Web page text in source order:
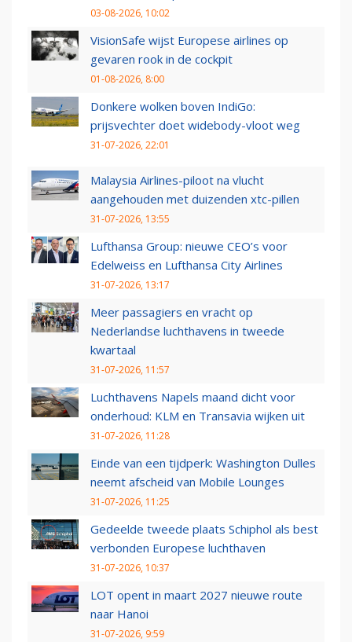
03-08-2026, 10:02
VisionSafe wijst Europese airlines op
gevaren rook in de cockpit
01-08-2026, 8:00
Donkere wolken boven IndiGo:
prijsvechter doet widebody-vloot weg
31-07-2026, 22:01
Malaysia Airlines-piloot na vlucht
aangehouden met duizenden xtc-pillen
31-07-2026, 13:55
Lufthansa Group: nieuwe CEO’s voor
Edelweiss en Lufthansa City Airlines
31-07-2026, 13:17
Meer passagiers en vracht op
Nederlandse luchthavens in tweede
kwartaal
31-07-2026, 11:57
Luchthavens Napels maand dicht voor
onderhoud: KLM en Transavia wijken uit
31-07-2026, 11:28
Einde van een tijdperk: Washington Dulles
neemt afscheid van Mobile Lounges
31-07-2026, 11:25
Gedeelde tweede plaats Schiphol als best
verbonden Europese luchthaven
31-07-2026, 10:37
LOT opent in maart 2027 nieuwe route
naar Hanoi
31-07-2026, 9:59